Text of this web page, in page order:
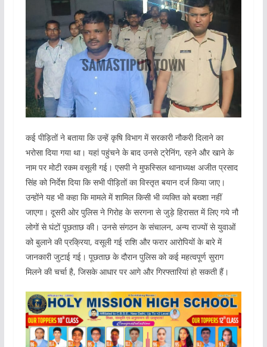
कई पीड़ितों ने बताया कि उन्हें कृषि विभाग में सरकारी नौकरी दिलाने का
भरोसा दिया गया था। यहां पहुंचने के बाद उनसे ट्रेनिंग, रहने और खाने के
नाम पर मोटी रकम वसूली गई। एसपी ने मुफस्सिल थानाध्यक्ष अजीत प्रसाद
सिंह को निर्देश दिया कि सभी पीड़ितों का विस्तृत बयान दर्ज किया जाए।
उन्होंने यह भी कहा कि मामले में शामिल किसी भी व्यक्ति को बख्शा नहीं
जाएगा। दूसरी ओर पुलिस ने गिरोह के सरगना से जुड़े हिरासत में लिए गये नौ
लोगों से घंटों पूछताछ की। उनसे संगठन के संचालन, अन्य राज्यों से युवाओं
को बुलाने की प्रक्रिया, वसूली गई राशि और फरार आरोपियों के बारे में
जानकारी जुटाई गई। पूछताछ के दौरान पुलिस को कई महत्वपूर्ण सुराग
मिलने की चर्चा है, जिसके आधार पर आगे और गिरफ्तारियां हो सकती हैं।